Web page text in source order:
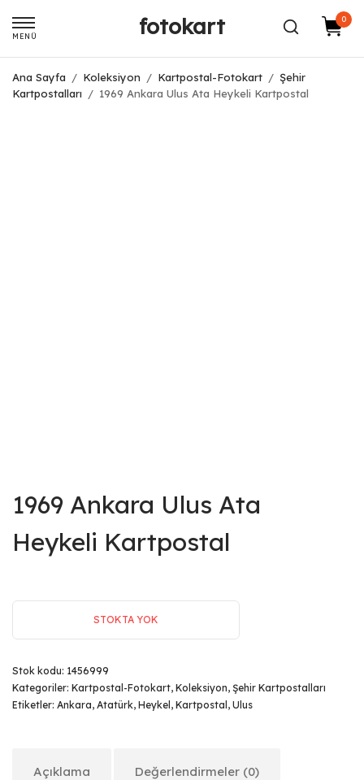
MENÜ fotokart 0
Ana Sayfa / Koleksiyon / Kartpostal-Fotokart / Şehir
Kartpostalları
/ 1969 Ankara Ulus Ata Heykeli Kartpostal
1969 Ankara Ulus Ata
Heykeli Kartpostal
STOKTA YOK
Stok kodu: 1456999
Kategoriler: Kartpostal-Fotokart, Koleksiyon, Şehir Kartpostalları
Etiketler: Ankara, Atatürk, Heykel , Kartpostal , Ulus
Açıklama Değerlendirmeler (0)